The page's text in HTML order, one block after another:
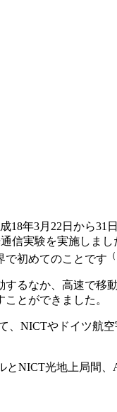
年3月22日から31
信実験を実施しま
初めてのことです
るなか、高速で移
とができました。
NICTやドイツ航
NICT光地上局間、